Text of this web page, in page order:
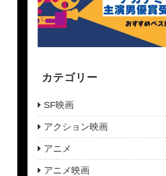
カテゴリー
SF映画
アクション映画
アニメ
アニメ映画